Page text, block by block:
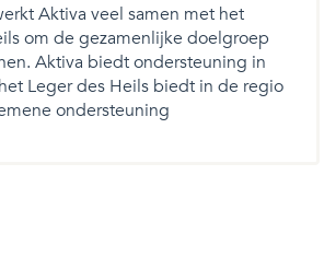
Aktiva veel samen met het
om de gezamenlijke doelgroep
Aktiva biedt ondersteuning in
Leger des Heils biedt in de regio
ondersteuning